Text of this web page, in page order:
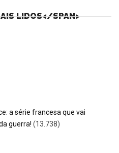
LIDOS</SPAN>
a série francesa que vai
guerra! (13.738)